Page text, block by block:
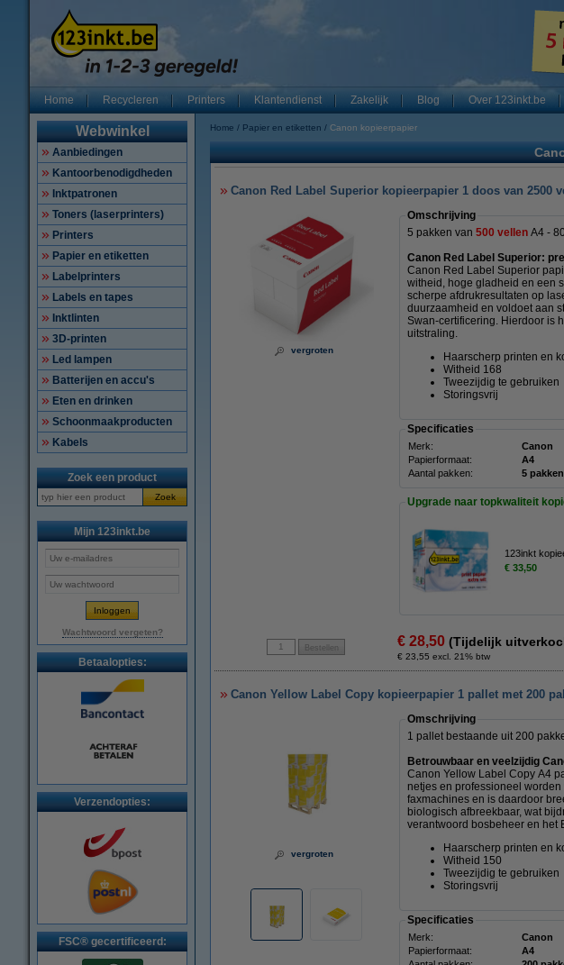
Home Recycleren Printers Klantendienst Zakelijk Blog Over 123inkt.be
Webwinkel
Aanbiedingen
Kantoorbenodigdheden
Inktpatronen
Toners (laserprinters)
Printers
Papier en etiketten
Labelprinters
Labels en tapes
Inktlinten
3D-printen
Led lampen
Batterijen en accu's
Eten en drinken
Schoonmaakproducten
Kabels
Zoek een product
Zoek
Mijn 123inkt.be
Wachtwoord vergeten?
Betaalopties:
Verzendopties:
FSC® gecertificeerd:
Home Papier en etiketten Canon kopieerpapier
Canon Red Label Superior kopieerpapier 1 doos van 2500
vergroten
Omschrijving
5 pakken van 500 vellen A4 -
Canon Red Label Superior:
Canon Red Label Superior
witheid, hoge gladheid en een
scherpe afdrukresultaten op
duurzaamheid en voldoet aan
Swan-certificering. Hierdoor is
uitstraling.
Haarscherp printen en
Witheid 168
Tweezijdig te gebruiken
Storingsvrij
Specificaties
Merk: Canon
Papierformaat:
A4
Aantal pakken:
5
Upgrade naar topkwaliteit
123inkt
€ 33,50
€ 28,50 (Tijdelijk
€ 23,55 excl. 21% btw
Canon Yellow Label Copy kopieerpapier 1 pallet met 200
vergroten
Omschrijving
1 pallet bestaande uit 200
Betrouwbaar en veelzijdig
Canon Yellow Label Copy A4
netjes en professioneel
faxmachines en is daardoor
biologisch afbreekbaar, wat
verantwoord bosbeheer en het
Haarscherp printen en
Witheid 150
Tweezijdig te gebruiken
Storingsvrij
Specificaties
Merk: Canon
Papierformaat:
A4